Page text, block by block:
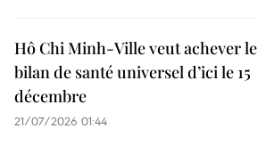
Hô Chi Minh-Ville veut achever le
bilan de santé universel d’ici le 15
décembre
21/07/2026 01:44